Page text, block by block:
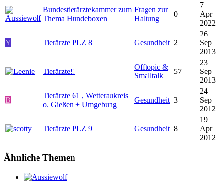
Bundestierärztekammer zum
Thema Hundeboxen
Fragen zur
Haltung
0
7
Apr
2022
Y Tierärzte PLZ 8 Gesundheit 2
26
Sep
2013
Tierärzte!!
Offtopic &
Smalltalk
57
23
Sep
2013
B
Tierärzte 61 , Wetteraukreis
o. Gießen + Umgebung
Gesundheit 3
24
Sep
2012
Tierärzte PLZ 9 Gesundheit 8
19
Apr
2012
Ähnliche Themen